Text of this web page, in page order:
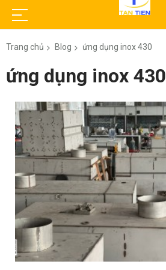
Trang chủ Blog ứng dụng inox 430
ứng dụng inox 430